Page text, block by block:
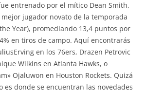
entrenado por el mítico Dean Smith,
jugador novato de la temporada
Year), promediando 13,4 puntos por
en tiros de campo. Aquí encontrarás
en los 76ers, Drazen Petrovic
Wilkins en Atlanta Hawks, o
Ojaluwon en Houston Rockets. Quizá
es donde se encuentran las novedades